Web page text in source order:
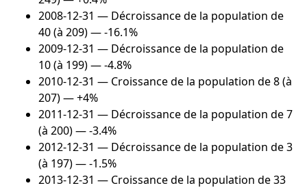
2008-12-31 — Décroissance de la population de
40 (à 209) — -16.1%
2009-12-31 — Décroissance de la population de
10 (à 199) — -4.8%
2010-12-31 — Croissance de la population de 8 (à
207) — +4%
2011-12-31 — Décroissance de la population de 7
(à 200) — -3.4%
2012-12-31 — Décroissance de la population de 3
(à 197) — -1.5%
2013-12-31 — Croissance de la population de 33